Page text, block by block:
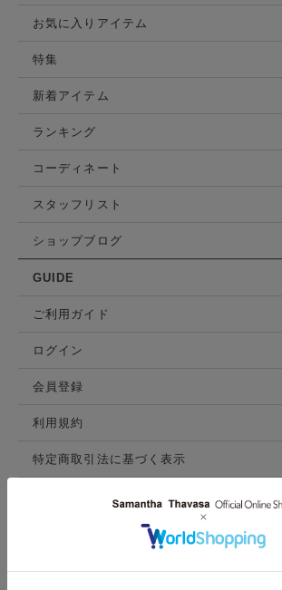
お気に入りアイテム
特集
新着アイテム
ランキング
コーディネート
スタッフリスト
ショップブログ
GUIDE
ご利用ガイド
ログイン
会員登録
利用規約
特定商取引法に基づく表示